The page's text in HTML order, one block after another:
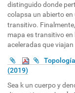
distinguido donde
colapsa un abierto
transitivo.
mapa es transitivo
aceleradas que
(2019)
Sea k un cuerpo y